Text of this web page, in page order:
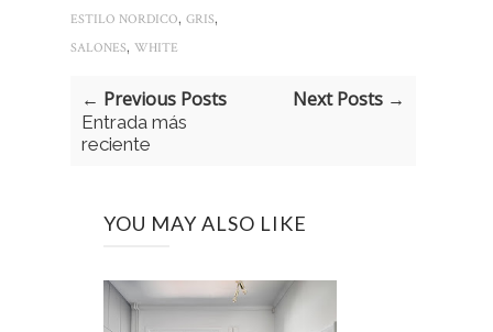
ESTILO NORDICO, GRIS,
SALONES, WHITE
← Previous Posts
Entrada más
reciente
Next Posts →
YOU MAY ALSO LIKE